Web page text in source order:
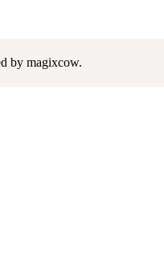
by magixcow.